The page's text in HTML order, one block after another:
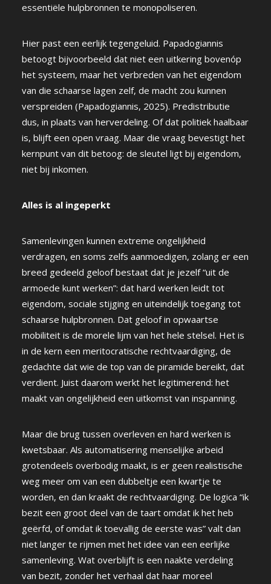
essentiële hulpbronnen te monopoliseren.
Hier past een eerlijk tegengeluid. Papadogiannis
betoogt bijvoorbeeld dat niet een uitkering bovenóp
het systeem, maar het verbreden van het eigendom
van die schaarse lagen zelf, de macht zou kunnen
verspreiden (Papadogiannis, 2025). Predistributie
dus, in plaats van herverdeling. Of dat politiek haalbaar
is, blijft een open vraag. Maar die vraag bevestigt het
kernpunt van dit betoog: de sleutel ligt bij eigendom,
niet bij inkomen.
Alles is al ingeperkt
Samenlevingen kunnen extreme ongelijkheid
verdragen, en soms zelfs aanmoedigen, zolang er een
breed gedeeld geloof bestaat dat je jezelf “uit de
armoede kunt werken”: dat hard werken leidt tot
eigendom, sociale stijging en uiteindelijk toegang tot
schaarse hulpbronnen. Dat geloof in opwaartse
mobiliteit is de morele lijm van het hele stelsel. Het is
in de kern een meritocratische rechtvaardiging, de
gedachte dat wie de top van de piramide bereikt, dat
verdient. Juist daarom werkt het legitimerend: het
maakt van ongelijkheid een uitkomst van inspanning.
Maar die brug tussen overleven en hard werken is
kwetsbaar. Als automatisering menselijke arbeid
grotendeels overbodig maakt, is er geen realistische
weg meer om van een dubbeltje een kwartje te
worden, en dan kraakt de rechtvaardiging. De logica “ik
bezit een groot deel van de taart omdat ik het heb
geërfd, of omdat ik toevallig de eerste was” valt dan
niet langer te rijmen met het idee van een eerlijke
samenleving. Wat overblijft is een naakte verdeling
van bezit, zonder het verhaal dat haar moreel